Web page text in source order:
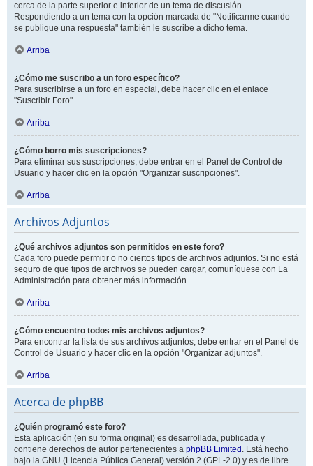
cerca de la parte superior e inferior de un tema de discusión.
Respondiendo a un tema con la opción marcada de "Notificarme cuando
se publique una respuesta" también le suscribe a dicho tema.
Arriba
¿Cómo me suscribo a un foro específico?
Para suscribirse a un foro en especial, debe hacer clic en el enlace
"Suscribir Foro".
Arriba
¿Cómo borro mis suscripciones?
Para eliminar sus suscripciones, debe entrar en el Panel de Control de
Usuario y hacer clic en la opción "Organizar suscripciones".
Arriba
Archivos Adjuntos
¿Qué archivos adjuntos son permitidos en este foro?
Cada foro puede permitir o no ciertos tipos de archivos adjuntos. Si no está
seguro de que tipos de archivos se pueden cargar, comuníquese con La
Administración para obtener más información.
Arriba
¿Cómo encuentro todos mis archivos adjuntos?
Para encontrar la lista de sus archivos adjuntos, debe entrar en el Panel de
Control de Usuario y hacer clic en la opción "Organizar adjuntos".
Arriba
Acerca de phpBB
¿Quién programó este foro?
Esta aplicación (en su forma original) es desarrollada, publicada y
contiene derechos de autor pertenecientes a phpBB Limited . Está hecho
bajo la GNU (Licencia Pública General) versión 2 (GPL-2.0) y es de libre